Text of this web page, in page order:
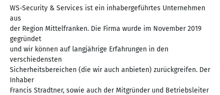
WS-Security & Services ist ein inhabergeführtes Unternehmen
aus
der Region Mittelfranken. Die Firma wurde im November 2019
gegründet
und wir können auf langjährige Erfahrungen in den
verschiedensten
Sicherheitsbereichen (die wir auch anbieten) zurückgreifen. Der
Inhaber
Francis Stradtner, sowie auch der Mitgründer und Betriebsleiter